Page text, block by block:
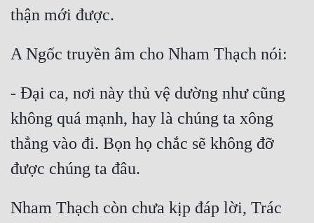
thận mới được.
A Ngốc truyền âm cho Nham Thạch nói:
- Đại ca, nơi này thủ vệ dường như cũng
không quá mạnh, hay là chúng ta xông
thẳng vào đi. Bọn họ chắc sẽ không đỡ
được chúng ta đâu.
Nham Thạch còn chưa kịp đáp lời, Trác